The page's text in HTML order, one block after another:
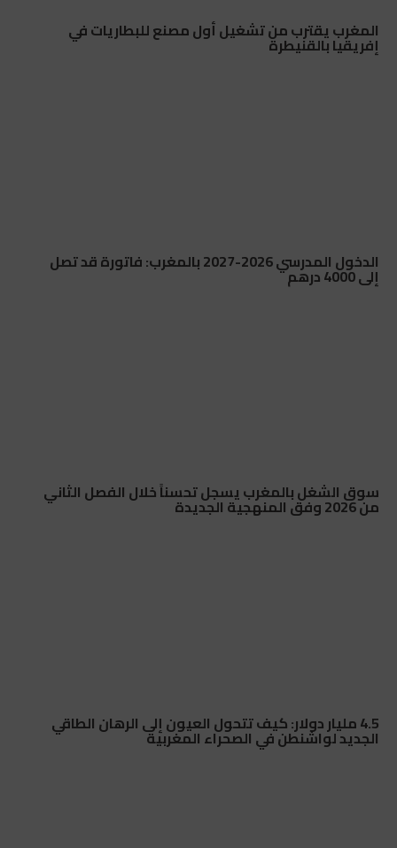
المغرب يقترب من تشغيل أول مصنع للبطاريات في
إفريقيا بالقنيطرة
الدخول المدرسي 2026-2027 بالمغرب: فاتورة قد تصل
إلى 4000 درهم
سوق الشغل بالمغرب يسجل تحسناً خلال الفصل الثاني
من 2026 وفق المنهجية الجديدة
4.5 مليار دولار: كيف تتحول العيون إلى الرهان الطاقي
الجديد لواشنطن في الصحراء المغربية